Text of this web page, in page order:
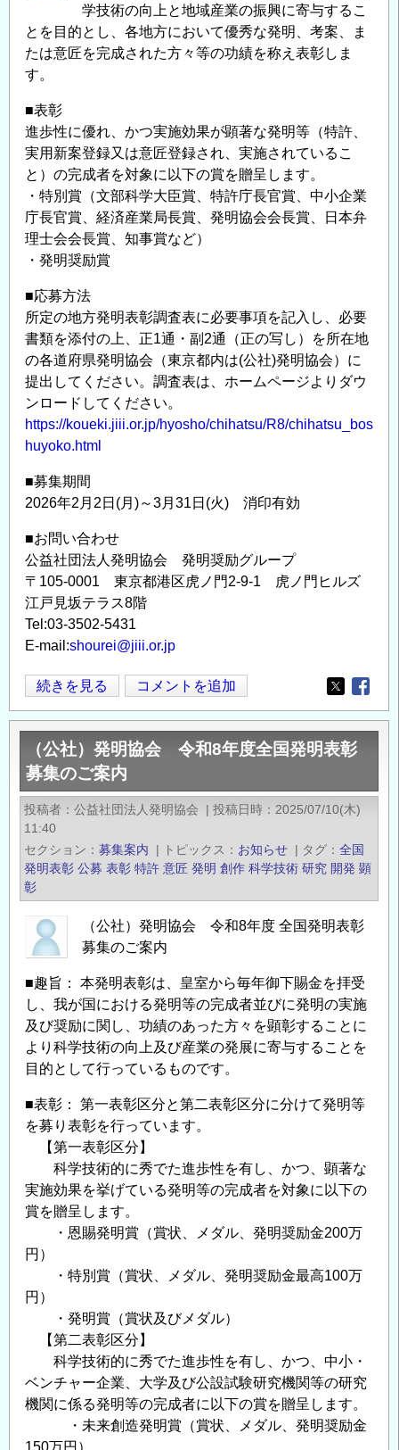
和
８
年
度
研
究
助
成
お
よ
び
彰
(優
秀
博
士
募
集
お
知
ら
せ
学技術の向上と地域産業の振興に寄与するこ
とを目的とし、各地方において優秀な発明、考案、ま
たは意匠を完成された方々等の功績を称え表彰しま
す。
■表彰
進歩性に優れ、かつ実施効果が顕著な発明等（特許、
実用新案登録又は意匠登録され、実施されているこ
と）の完成者を対象に以下の賞を贈呈します。
・特別賞（文部科学大臣賞、特許庁長官賞、中小企業
庁長官賞、経済産業局長賞、発明協会会長賞、日本弁
理士会会長賞、知事賞など）
・発明奨励賞
■応募方法
所定の地方発明表彰調査表に必要事項を記入し、必要
書類を添付の上、正1通・副2通（正の写し）を所在地
の各道府県発明協会（東京都内は(公社)発明協会）に
提出してください。調査表は、ホームページよりダウ
ンロードしてください。
https://koueki.jiii.or.jp/hyosho/chihatsu/R8/chihatsu_bos
huyoko.html
■募集期間
2026年2月2日(月)～3月31日(火) 消印有効
■お問い合わせ
公益社団法人発明協会 発明奨励グループ
〒105-0001 東京都港区虎ノ門2-9-1 虎ノ門ヒルズ
江戸見坂テラス8階
Tel:03-3502-5431
E-mail:shourei@jiii.or.jp
(公
社)
発
明
協
会
「令
和
8
地
方
発
表
彰」
募
の
お
知
せ
の
続きを見る コメントを追加
Opens in
（公社）発明協会 令和8年度全国発明表彰
募集のご案内
投稿者 公益社団法人発明協会 | 投稿日時
2025/07/10(木)
11:40
セクション
募集案内 | トピックス お知らせ | タグ
全国
発明表彰 公募 表彰 特許 意匠 発明 創作 科学技術 研究 開発 顕
彰
（公社）発明協会 令和8年度 全国発明表彰
募集のご案内
■趣旨： 本発明表彰は、皇室から毎年御下賜金を拝受
し、我が国における発明等の完成者並びに発明の実施
及び奨励に関し、功績のあった方々を顕彰することに
より科学技術の向上及び産業の発展に寄与することを
目的として行っているものです。
■表彰： 第一表彰区分と第二表彰区分に分けて発明等
を募り表彰を行っています。
【第一表彰区分】
科学技術的に秀でた進歩性を有し、かつ、顕著な
実施効果を挙げている発明等の完成者を対象に以下の
賞を贈呈します。
・恩賜発明賞（賞状、メダル、発明奨励金200万
円）
・特別賞（賞状、メダル、発明奨励金最高100万
円）
・発明賞（賞状及びメダル）
【第二表彰区分】
科学技術的に秀でた進歩性を有し、かつ、中小・
ベンチャー企業、大学及び公設試験研究機関等の研究
機関に係る発明等の完成者に以下の賞を贈呈します。
・未来創造発明賞（賞状、メダル、発明奨励金
150万円）